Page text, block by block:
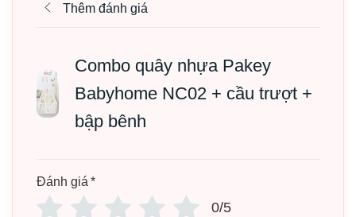
Cầu trượt Pakey Phi Hành Gia: 130x34x53 (cm)
– Bảo hành:
Quây nhựa Babyhome NC02 : Trọn đời (ốc chốt)
Cầu trượt Pakey Phi Hành Gia: Trọn đời (ốc chốt)
Ngựa bập bênh Pakey RH01: 6 tháng
– Quà tặng:
Thêm đánh giá
Combo quây nhựa Pakey
Babyhome NC02 + cầu trượt +
bập bênh
Đánh giá *
0/5